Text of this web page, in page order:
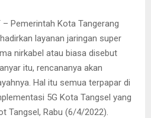
– Pemerintah Kota Tangerang
layanan jaringan super
nirkabel atau biasa disebut
itu, rencananya akan
Hal itu semua terpapar di
5G Kota Tangsel yang
Tangsel, Rabu (6/4/2022).